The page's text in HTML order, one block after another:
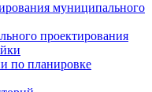
муниципального
проектирования
по планировке